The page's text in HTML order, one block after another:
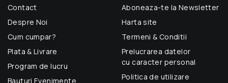
Contact
Despre Noi
Cum cumpar?
Plata & Livrare
Program de lucru
Bauturi Evenimente
Aboneaza-te la Newsletter
Harta site
Termeni & Conditii
Prelucrarea datelor
cu caracter personal
Politica de utilizare